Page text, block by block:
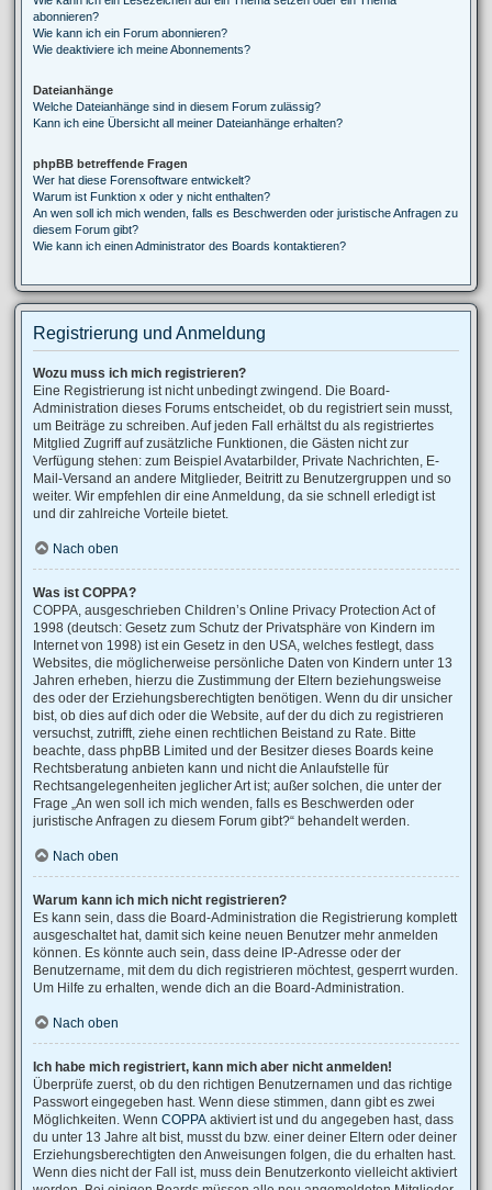
abonnieren?
Wie kann ich ein Forum abonnieren?
Wie deaktiviere ich meine Abonnements?
Dateianhänge
Welche Dateianhänge sind in diesem Forum zulässig?
Kann ich eine Übersicht all meiner Dateianhänge erhalten?
phpBB betreffende Fragen
Wer hat diese Forensoftware entwickelt?
Warum ist Funktion x oder y nicht enthalten?
An wen soll ich mich wenden, falls es Beschwerden oder juristische Anfragen zu
diesem Forum gibt?
Wie kann ich einen Administrator des Boards kontaktieren?
Registrierung und Anmeldung
Wozu muss ich mich registrieren?
Eine Registrierung ist nicht unbedingt zwingend. Die Board-
Administration dieses Forums entscheidet, ob du registriert sein musst,
um Beiträge zu schreiben. Auf jeden Fall erhältst du als registriertes
Mitglied Zugriff auf zusätzliche Funktionen, die Gästen nicht zur
Verfügung stehen: zum Beispiel Avatarbilder, Private Nachrichten, E-
Mail-Versand an andere Mitglieder, Beitritt zu Benutzergruppen und so
weiter. Wir empfehlen dir eine Anmeldung, da sie schnell erledigt ist
und dir zahlreiche Vorteile bietet.
Nach oben
Was ist COPPA?
COPPA, ausgeschrieben Children’s Online Privacy Protection Act of
1998 (deutsch: Gesetz zum Schutz der Privatsphäre von Kindern im
Internet von 1998) ist ein Gesetz in den USA, welches festlegt, dass
Websites, die möglicherweise persönliche Daten von Kindern unter 13
Jahren erheben, hierzu die Zustimmung der Eltern beziehungsweise
des oder der Erziehungsberechtigten benötigen. Wenn du dir unsicher
bist, ob dies auf dich oder die Website, auf der du dich zu registrieren
versuchst, zutrifft, ziehe einen rechtlichen Beistand zu Rate. Bitte
beachte, dass phpBB Limited und der Besitzer dieses Boards keine
Rechtsberatung anbieten kann und nicht die Anlaufstelle für
Rechtsangelegenheiten jeglicher Art ist; außer solchen, die unter der
Frage „An wen soll ich mich wenden, falls es Beschwerden oder
juristische Anfragen zu diesem Forum gibt?“ behandelt werden.
Nach oben
Warum kann ich mich nicht registrieren?
Es kann sein, dass die Board-Administration die Registrierung komplett
ausgeschaltet hat, damit sich keine neuen Benutzer mehr anmelden
können. Es könnte auch sein, dass deine IP-Adresse oder der
Benutzername, mit dem du dich registrieren möchtest, gesperrt wurden.
Um Hilfe zu erhalten, wende dich an die Board-Administration.
Nach oben
Ich habe mich registriert, kann mich aber nicht anmelden!
Überprüfe zuerst, ob du den richtigen Benutzernamen und das richtige
Passwort eingegeben hast. Wenn diese stimmen, dann gibt es zwei
Möglichkeiten. Wenn COPPA aktiviert ist und du angegeben hast, dass
du unter 13 Jahre alt bist, musst du bzw. einer deiner Eltern oder deiner
Erziehungsberechtigten den Anweisungen folgen, die du erhalten hast.
Wenn dies nicht der Fall ist, muss dein Benutzerkonto vielleicht aktiviert